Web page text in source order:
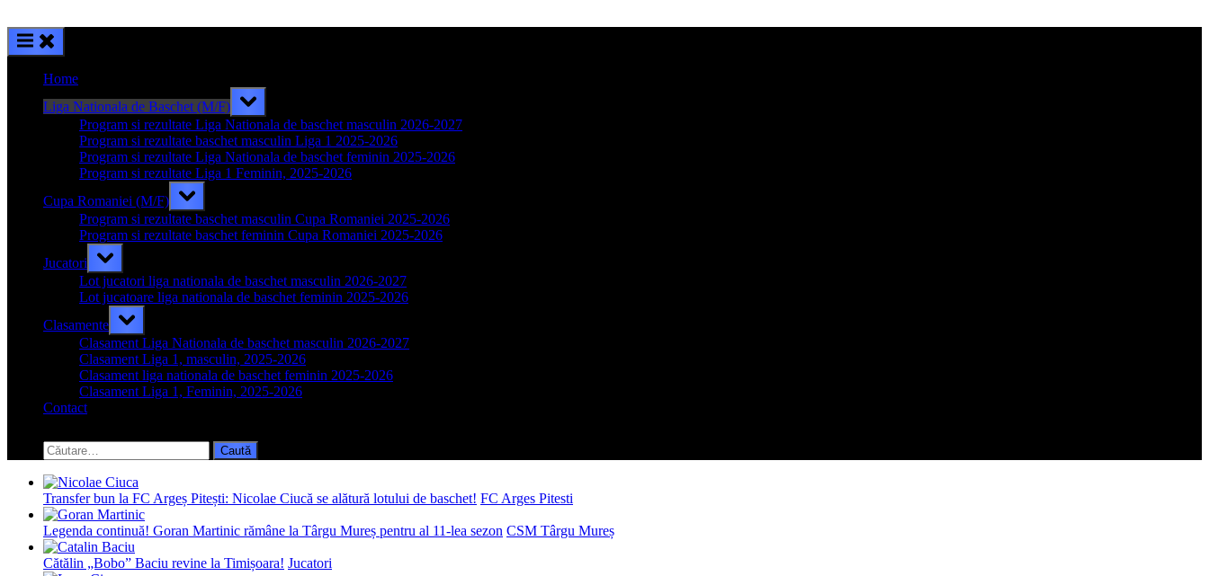
Home
Liga Nationala de Baschet (M/F)
Toggle
sub-
menu
Program si rezultate Liga Nationala de baschet masculin 2026-2027
Program si rezultate baschet masculin Liga 1 2025-2026
Program si rezultate Liga Nationala de baschet feminin 2025-2026
Program si rezultate Liga 1 Feminin, 2025-2026
Cupa Romaniei (M/F)
Toggle
sub-
menu
Program si rezultate baschet masculin Cupa Romaniei 2025-2026
Program si rezultate baschet feminin Cupa Romaniei 2025-2026
Jucatori
Toggle
sub-
menu
Lot jucatori liga nationala de baschet masculin 2026-2027
Lot jucatoare liga nationala de baschet feminin 2025-2026
Clasamente
Toggle
sub-
menu
Clasament Liga Nationala de baschet masculin 2026-2027
Clasament Liga 1, masculin, 2025-2026
Clasament liga nationala de baschet feminin 2025-2026
Clasament Liga 1, Feminin, 2025-2026
Contact
search
form
Caută
după:
Transfer bun la FC Argeș Pitești: Nicolae Ciucă se alătură lotului de baschet! FC Arges Pitesti
Legenda continuă! Goran Martinic rămâne la Târgu Mureș pentru al 11-lea sezon CSM Târgu Mureș
Cătălin „Bobo” Baciu revine la Timișoara! Jucatori